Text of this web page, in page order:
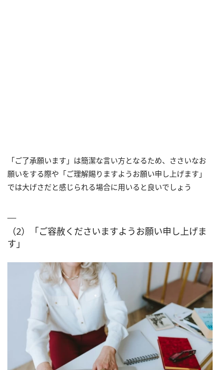
「ご了承願います」は簡潔な言い方となるため、ささいなお
願いをする際や「ご理解賜りますようお願い申し上げます」
では大げさだと感じられる場合に用いると良いでしょう
（2）「ご容赦くださいますようお願い申し上げま
す」